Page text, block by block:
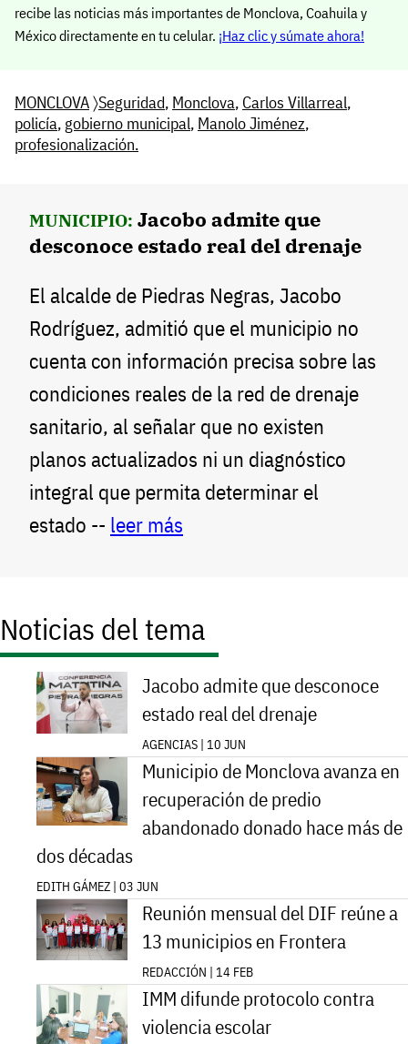
recibe las noticias más importantes de Monclova, Coahuila y
México directamente en tu celular. ¡Haz clic y súmate ahora!
MONCLOVA〉Seguridad, Monclova, Carlos Villarreal,
policía, gobierno municipal, Manolo Jiménez,
profesionalización.
MUNICIPIO: Jacobo admite que
desconoce estado real del drenaje
El alcalde de Piedras Negras, Jacobo
Rodríguez, admitió que el municipio no
cuenta con información precisa sobre las
condiciones reales de la red de drenaje
sanitario, al señalar que no existen
planos actualizados ni un diagnóstico
integral que permita determinar el
estado -- leer más
Noticias del tema
Jacobo admite que desconoce
estado real del drenaje
AGENCIAS | 10 JUN
Municipio de Monclova avanza en
recuperación de predio
abandonado donado hace más de
dos décadas
EDITH GÁMEZ | 03 JUN
Reunión mensual del DIF reúne a
13 municipios en Frontera
REDACCIÓN | 14 FEB
IMM difunde protocolo contra
violencia escolar